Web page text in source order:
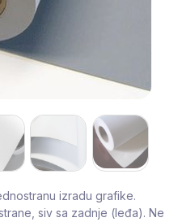
izradu grafike.
siv sa zadnje (leđa). Ne